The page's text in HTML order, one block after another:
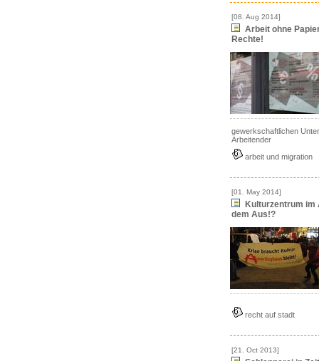
[08. Aug 2014]
Arbeit ohne
Rechte!
gewerkschaftlichen
Arbeitender
arbeit und migration
[01. May 2014]
Kulturzentrum
dem Aus!?
recht auf stadt
[21. Oct 2013]